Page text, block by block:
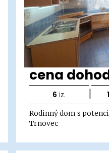
cena
6 iz. |
Rodinný dom s
Trnovec